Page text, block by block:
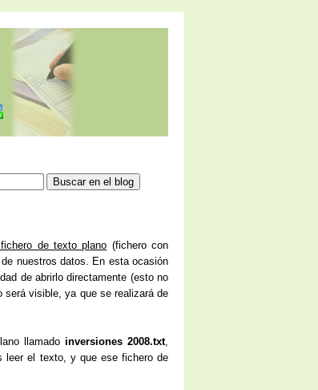
de texto plano (fichero con
nuestros datos. En esta ocasión
de abrirlo directamente (esto no
será visible, ya que se realizará de
llamado inversiones 2008.txt,
leer el texto, y que ese fichero de